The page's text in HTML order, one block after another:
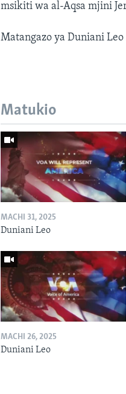
msikiti wa al-Aqsa mjini
Matangazo ya Duniani
Matukio
MACHI 31, 2025
Duniani Leo
MACHI 26, 2025
Duniani Leo